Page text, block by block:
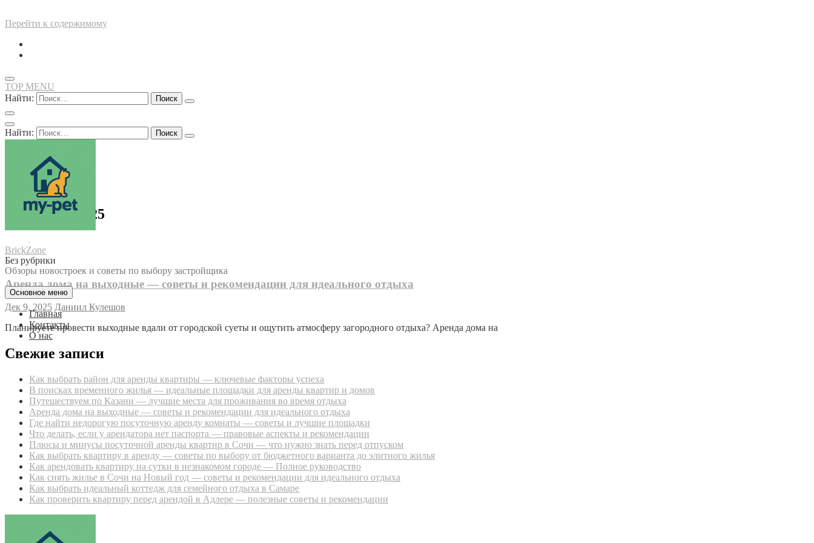
Перейти к содержимому
TOP MENU
Найти:
Найти:
BrickZone
Обзоры новостроек и советы по выбору застройщика
Основное меню
Главная
Контакты
О нас
9 декабря, 2025
Без рубрики
Аренда дома на выходные — советы и рекомендации для идеального отдыха
Дек 9, 2025 Даниил Кулешов
Планируете провести выходные вдали от городской суеты и ощутить атмосферу загородного отдыха? Аренда дома на
Свежие записи
Как выбрать район для аренды квартиры — ключевые факторы успеха
В поисках временного жилья — идеальные площадки для аренды квартир и домов
Путешествуем по Казани — лучшие места для проживания во время отдыха
Аренда дома на выходные — советы и рекомендации для идеального отдыха
Где найти недорогую посуточную аренду комнаты — советы и лучшие площадки
Что делать, если у арендатора нет паспорта — правовые аспекты и рекомендации
Плюсы и минусы посуточной аренды квартир в Сочи — что нужно знать перед отпуском
Как выбрать квартиру в аренду — советы по выбору от бюджетного варианта до элитного жилья
Как арендовать квартиру на сутки в незнакомом городе — Полное руководство
Как снять жилье в Сочи на Новый год — советы и рекомендации для идеального отдыха
Как выбрать идеальный коттедж для семейного отдыха в Самаре
Как проверить квартиру перед арендой в Адлере — полезные советы и рекомендации